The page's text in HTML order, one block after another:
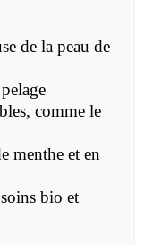
de la peau de
comme le
menthe et en
bio et